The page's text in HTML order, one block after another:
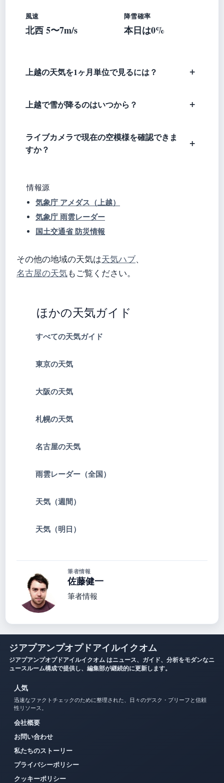
風速
北西 5〜7m/s
降雪確率
本日は0%
上越の天気を1ヶ月単位で見るには？
上越で雪が降るのはいつから？
ライブカメラで現在の空模様を確認できま
すか？
情報源
気象庁 アメダス（上越）
気象庁 雨雲レーダー
国土交通省 防災情報
その他の地域の天気は天気ハブ、
名古屋の天気もご覧ください。
ほかの天気ガイド
すべての天気ガイド
東京の天気
大阪の天気
札幌の天気
名古屋の天気
雨雲レーダー（全国）
天気（週間）
天気（明日）
筆者情報
佐藤健一
筆者情報
ジアプアンプオプドアイルイクオム
ジアプアンプオプドアイルイクオム はニュース、ガイド、分析をモダンなニ
ュースルーム構成で提供し、編集部が継続的に更新します。
人気
迅速なファクトチェックのために整理された、日々のデスク・ブリーフと信頼
性リソース。
会社概要
お問い合わせ
私たちのストーリー
プライバシーポリシー
クッキーポリシー